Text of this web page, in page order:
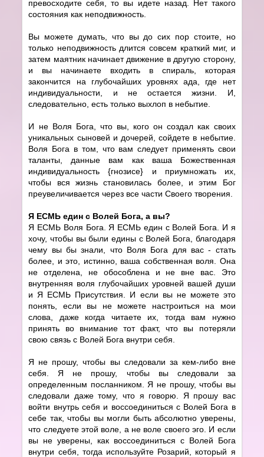
превосходите себя, то вы идете назад. Нет такого
состояния как неподвижность.
Вы можете думать, что вы до сих пор стоите, но
только неподвижность длится совсем краткий миг, и
затем маятник начинает движение в другую сторону,
и вы начинаете входить в спираль, которая
закончится на глубочайших уровнях ада, где нет
индивидуальности, и не остается жизни. И,
следовательно, есть только выхлоп в небытие.
И не Воля Бога, что вы, кого он создал как своих
уникальных сыновей и дочерей, сойдете в небытие.
Воля Бога в том, что вам следует применять свои
таланты, данные вам как ваша Божественная
индивидуальность {гнозисе} и приумножать их,
чтобы вся жизнь становилась более, и этим Бог
преувеличивается через все части Своего творения.
Я ЕСМЬ един с Волей Бога, а вы?
Я ЕСМЬ Воля Бога. Я ЕСМЬ един с Волей Бога. И я
хочу, чтобы вы были едины с Волей Бога, благодаря
чему вы бы знали, что Воля Бога для вас - стать
более, и это, истинно, ваша собственная воля. Она
не отделена, не обособлена и не вне вас. Это
внутренняя воля глубочайших уровней вашей души
и Я ЕСМЬ Присутствия. И если вы не можете это
понять, если вы не можете настроиться на мои
слова, даже когда читаете их, тогда вам нужно
принять во внимание тот факт, что вы потеряли
свою связь с Волей Бога внутри себя.
Я не прошу, чтобы вы следовали за кем-либо вне
себя. Я не прошу, чтобы вы следовали за
определенным посланником. Я не прошу, чтобы вы
следовали даже тому, что я говорю. Я прошу вас
войти внутрь себя и воссоединиться с Волей Бога в
себе так, чтобы вы могли быть абсолютно уверены,
что следуете этой воле, а не воле своего эго. И если
вы не уверены, как воссоединиться с Волей Бога
внутри себя, тогда используйте Розарий, который я